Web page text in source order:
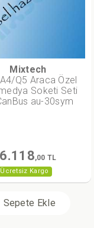
Ücretsiz Kargo
Mixtech
Q5 Araca Özel
Soketi Seti
au-30sym
6.118,00 TL
Sepete Ekle